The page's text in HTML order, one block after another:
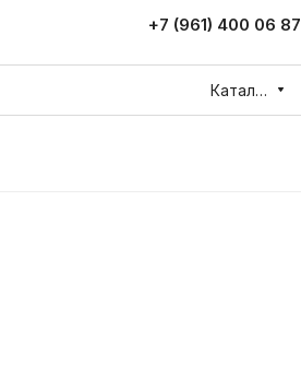
+7 (961) 400 06 87
Каталог